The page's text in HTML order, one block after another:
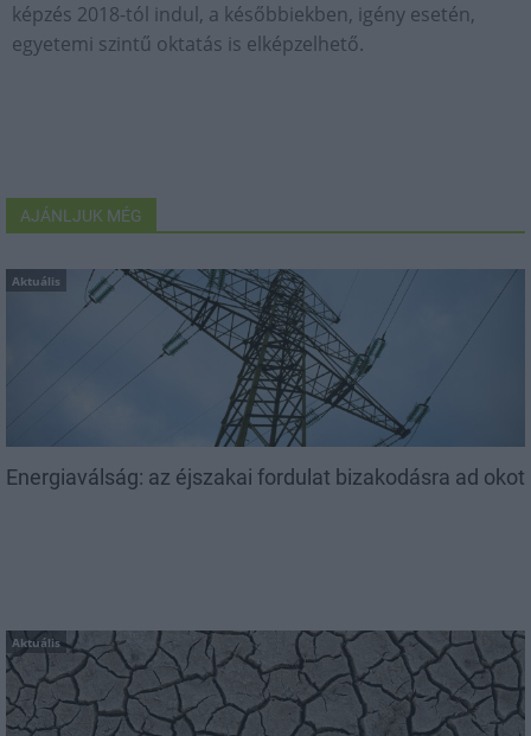
képzés 2018-tól indul, a későbbiekben, igény esetén,
egyetemi szintű oktatás is elképzelhető.
AJÁNLJUK MÉG
Aktuális
Energiaválság: az éjszakai fordulat bizakodásra ad okot
Aktuális